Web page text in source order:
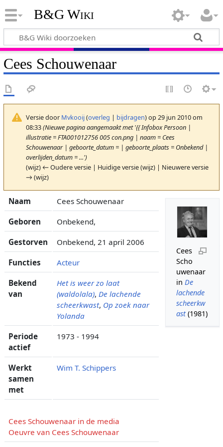
B&G Wiki
Cees Schouwenaar
Versie door Mvkooij(overleg | bijdragen)op 29 jun 2010 om
08:33(Nieuwe pagina aangemaakt met '{{ Infobox Persoon |
illustratie = FTA001012756 005 con.png | naam = Cees
Schouwenaar | geboorte_datum = | geboorte_plaats = Onbekend |
overlijden_datum = ...')
(wijz) ← Oudere versie | Huidige versie (wijz) | Nieuwere versie
→ (wijz)
Cees
Scho
uwenaar
inDe
lachende
scheerkw
ast(1981)
Naam Cees Schouwenaar
Geboren Onbekend,
Gestorven Onbekend, 21 april 2006
Functies Acteur
Bekend
van
Het is weer zo laat
(waldolala), De lachende
scheerkwast, Op zoek naar
Yolanda
Periode
actief
1973 - 1994
Werkt
samen
met
Wim T. Schippers
Cees Schouwenaar in de media
Oeuvre van Cees Schouwenaar